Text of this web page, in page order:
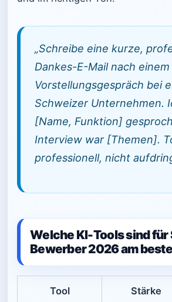
„Schreibe eine kurze,
Dankes-E-Mail nach einem
Vorstellungsgespräch bei
Schweizer Unternehmen.
[Name, Funktion]
Interview war [Themen].
professionell, nicht
Welche KI-Tools sind
Bewerber 2026 am
Tool Stärke